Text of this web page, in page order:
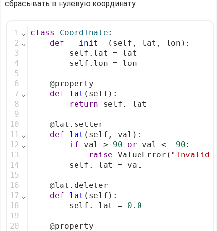
сбрасывать в нулевую координату.
1
2
3
4
5
6
7
8
9
10
11
12
13
14
15
16
17
18
19
20
⌄
⌄
⌄
⌄
⌄
⌄
class Coordinate :
def
__init__
(self, lat, lon):
        self.lat = lat
        self.lon = lon
@property
def
lat (self):
return self._lat
@lat.setter
def
lat (self, val):
if val > 90 or val < - 90 :
raise ValueError( "Invalid
        self._lat = val
@lat.deleter
def
lat (self):
        self._lat =
0.0
@property